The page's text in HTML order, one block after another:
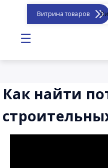
Витрина товаров
☰
Как найти